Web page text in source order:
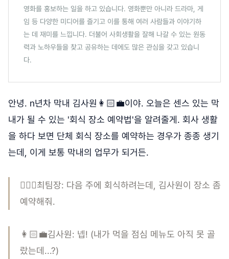
영화를 홍보하는 일을 하고 있습니다. 영화뿐만 아니라 드라마, 게
임 등 다양한 미디어를 즐기고 이를 통해 여러 사람들과 이야기하
는 데 재미를 느낍니다. 더불어 사회생활을 잘해 나갈 수 있는 원동
력과 노하우들을 찾고 공유하는 데에도 많은 관심을 갖고 있습니
다.
안녕. n년차 막내 김사원👩🏻‍💼이야. 오늘은 센스 있는 막
내가 될 수 있는 '회식 장소 예약법'을 알려줄게. 회사 생활
을 하다 보면 단체 회식 장소를 예약하는 경우가 종종 생기
는데, 이게 보통 막내의 업무가 되거든.
💁🏻‍♂️최팀장: 다음 주에 회식하려는데, 김사원이 장소 좀
예약해줘.
👩🏻‍💼김사원: 넵! (내가 먹을 점심 메뉴도 아직 못 골
랐는데...?)